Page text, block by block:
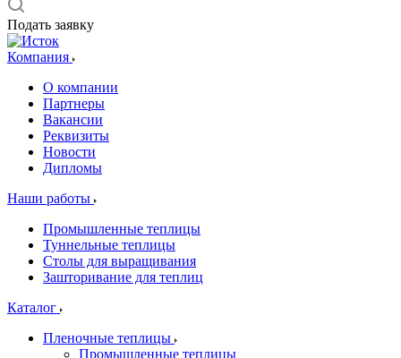
Подать заявку
Компания
О компании
Партнеры
Вакансии
Реквизиты
Новости
Дипломы
Наши работы
Промышленные теплицы
Туннельные теплицы
Столы для выращивания
Зашторивание для теплиц
Каталог
Пленочные теплицы
Промышленные теплицы